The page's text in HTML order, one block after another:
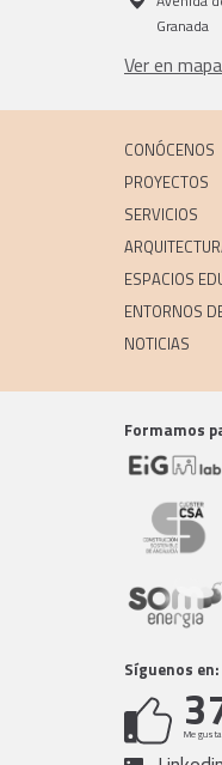
Granada
Ver en mapa
CONÓCENOS
PROYECTOS
SERVICIOS
ESPACIOS
ENTORNOS
NOTICIAS
Formamos
Síguenos en:
Me gusta